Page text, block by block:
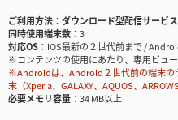
ご利用方法
ダウンロード型配信サービス
同時使用端末数
3
対応OS
iOS最新の２世代前まで /
※コンテンツの使用にあたり、専用ビュ
※Androidは、Android２世代前の端末の
末（Xperia、GALAXY、AQUOS、
必要メモリ容量
34 MB以上